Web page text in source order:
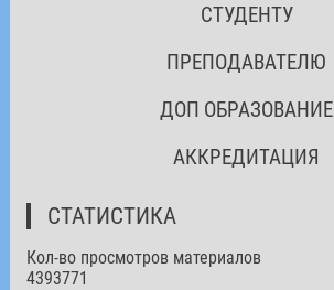
СТУДЕНТУ
ПРЕПОДАВАТЕЛЮ
ДОП ОБРАЗОВАНИЕ
АККРЕДИТАЦИЯ
СТАТИСТИКА
Кол-во просмотров материалов
4393771